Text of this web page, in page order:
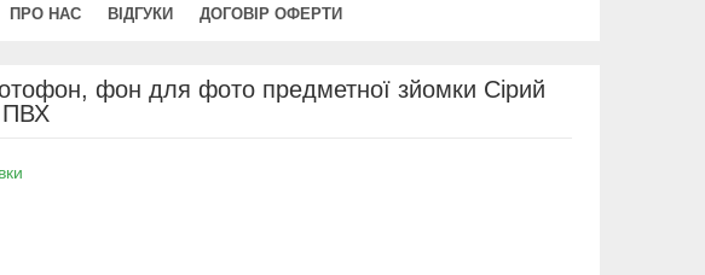
ПРО НАС ВІДГУКИ ДОГОВІР ОФЕРТИ
фон для фото предметної зйомки Сірий
ПВХ